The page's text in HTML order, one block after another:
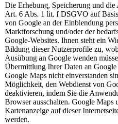
Die Erhebung, Speicherung und
Art. 6 Abs. 1 lit. f DSGVO auf Basis
von Google an der Einblendung
Marktforschung und/oder der
Google-Websites. Ihnen steht ein
Bildung dieser Nutzerprofile zu,
Ausübung an Google wenden
Übermittlung Ihrer Daten an
Google Maps nicht einverstanden
Möglichkeit, den Webdienst von
deaktivieren, indem Sie die
Browser ausschalten. Google Maps
Kartenanzeige auf dieser
werden.